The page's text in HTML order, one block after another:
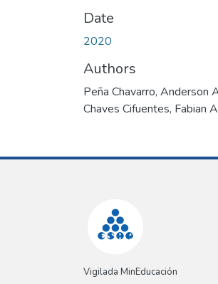
Date
2020
Authors
Peña Chavarro, Anderson
Chaves Cifuentes, Fabian
Vigilada MinEducación